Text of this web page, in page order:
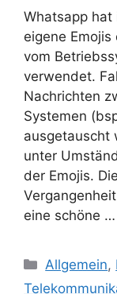
Whatsapp hat
eigene
vom
verwendet.
Nachrichten
Systemen
ausgetauscht
unter
der Emojis.
eine schöne …
Kategorien
Allgemein,